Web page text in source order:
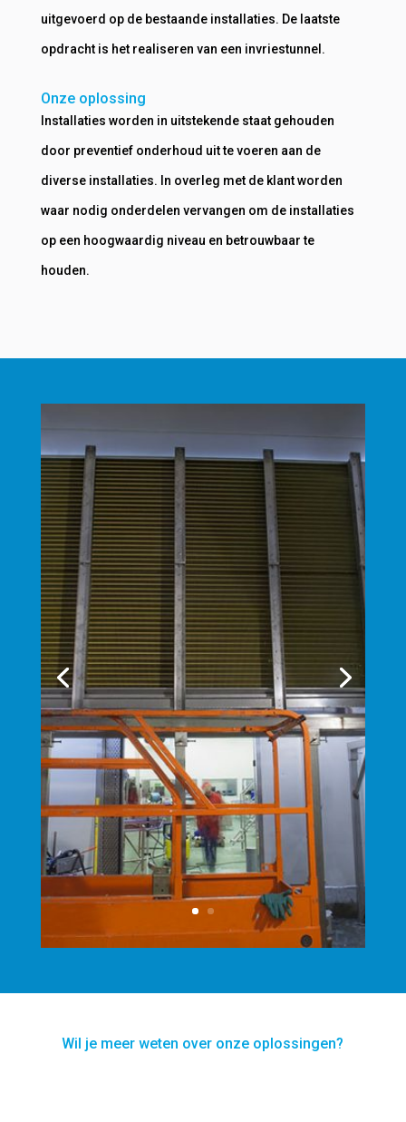
uitgevoerd op de bestaande installaties. De laatste
opdracht is het realiseren van een invriestunnel.
Onze oplossing
Installaties worden in uitstekende staat gehouden
door preventief onderhoud uit te voeren aan de
diverse installaties. In overleg met de klant worden
waar nodig onderdelen vervangen om de installaties
op een hoogwaardig niveau en betrouwbaar te
houden.
Wil je meer weten over onze oplossingen?